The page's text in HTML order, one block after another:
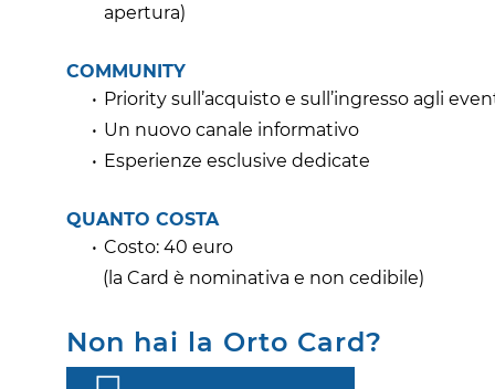
apertura)
COMMUNITY
Priority sull’acquisto e sull’ingresso agli
Un nuovo canale informativo
Esperienze esclusive dedicate
QUANTO COSTA
Costo: 40 euro
(la Card è nominativa e non cedibile)
Non hai la Orto Card?